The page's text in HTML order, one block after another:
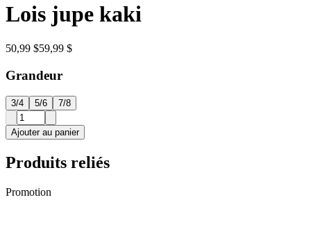
Lois jupe kaki
50,99 $59,99 $
Grandeur
3/4 5/6 7/8
Ajouter au panier
Produits reliés
Promotion